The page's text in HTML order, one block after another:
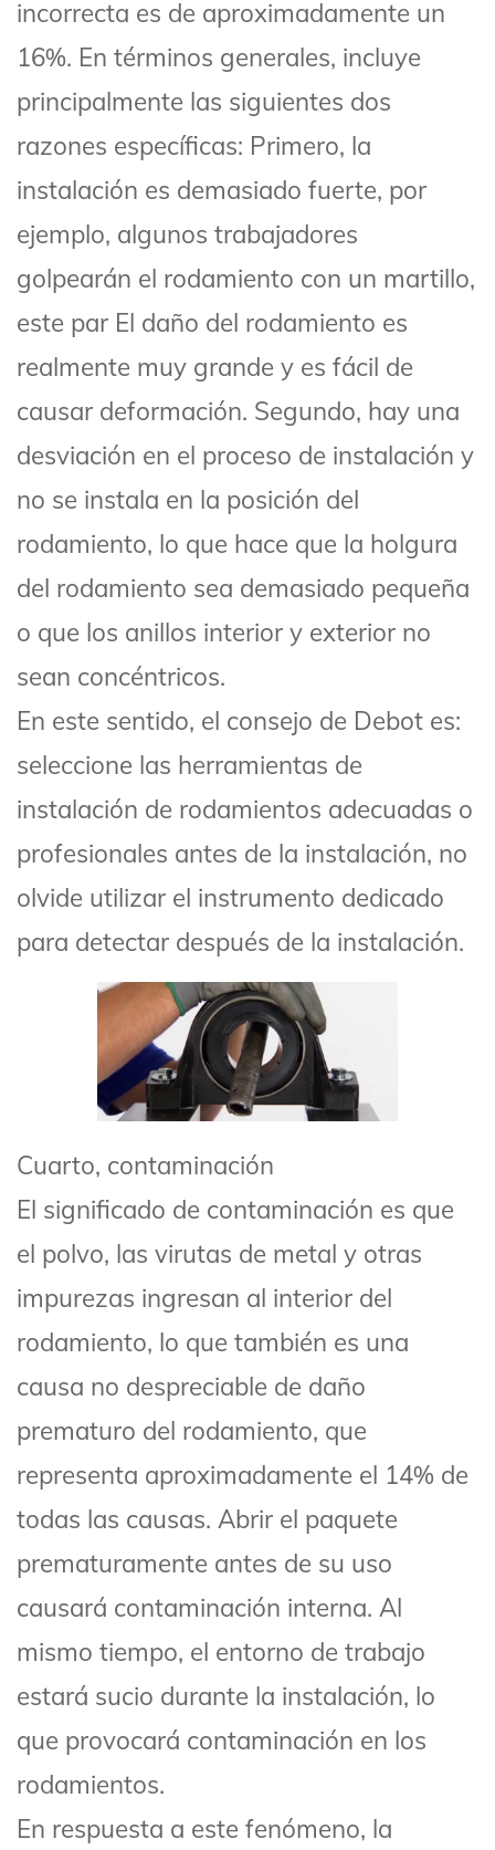
incorrecta es de aproximadamente un
16%. En términos generales, incluye
principalmente las siguientes dos
razones específicas: Primero, la
instalación es demasiado fuerte, por
ejemplo, algunos trabajadores
golpearán el rodamiento con un martillo,
este par El daño del rodamiento es
realmente muy grande y es fácil de
causar deformación. Segundo, hay una
desviación en el proceso de instalación y
no se instala en la posición del
rodamiento, lo que hace que la holgura
del rodamiento sea demasiado pequeña
o que los anillos interior y exterior no
sean concéntricos.
En este sentido, el consejo de Debot es:
seleccione las herramientas de
instalación de rodamientos adecuadas o
profesionales antes de la instalación, no
olvide utilizar el instrumento dedicado
para detectar después de la instalación.
Cuarto, contaminación
El significado de contaminación es que
el polvo, las virutas de metal y otras
impurezas ingresan al interior del
rodamiento, lo que también es una
causa no despreciable de daño
prematuro del rodamiento, que
representa aproximadamente el 14% de
todas las causas. Abrir el paquete
prematuramente antes de su uso
causará contaminación interna. Al
mismo tiempo, el entorno de trabajo
estará sucio durante la instalación, lo
que provocará contaminación en los
rodamientos.
En respuesta a este fenómeno, la